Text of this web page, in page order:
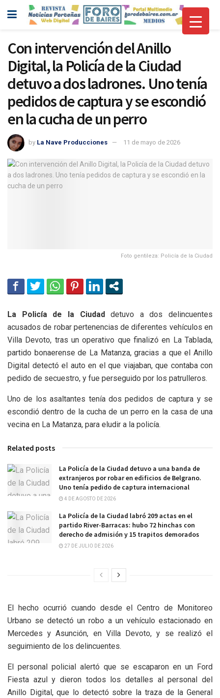
Con intervención del Anillo
Digital, la Policía de la Ciudad
detuvo a dos ladrones. Uno tenía
pedidos de captura y se escondió
en la cucha de un perro
by La Nave Producciones 11 de mayo de 2026
Foto gentileza: Policía de la Ciudad
La Policía de la Ciudad detuvo a dos delincuentes
acusados de robar pertenencias de diferentes vehículos en
Villa Devoto, tras un operativo que finalizó en La Tablada,
partido bonaerense de La Matanza, gracias a que el Anillo
Digital detectó el auto en el que viajaban, que contaba con
pedido de secuestro, y fue perseguido por los patrulleros.
Uno de los asaltantes tenía dos pedidos de captura y se
escondió dentro de la cucha de un perro en la casa de una
vecina en La Matanza, para eludir a la policía.
Related posts
La Policía de la Ciudad detuvo a una banda de
extranjeros por robar en edificios de Belgrano.
Uno tenía pedido de captura internacional
4 DE AGOSTO DE 2026
La Policía de la Ciudad labró 209 actas en el
partido River-Barracas: hubo 72 hinchas con
derecho de admisión y 15 trapitos demorados
27 DE JULIO DE 2026
El hecho ocurrió cuando desde el Centro de Monitoreo
Urbano se detectó un robo a un vehículo estacionado en
Mercedes y Asunción, en Villa Devoto, y se realizó el
seguimiento de los delincuentes.
El personal policial alertó que se escaparon en un Ford
Fiesta azul y dieron todos los detalles al personal del
Anillo Digital, que lo detectó sobre la traza de la General